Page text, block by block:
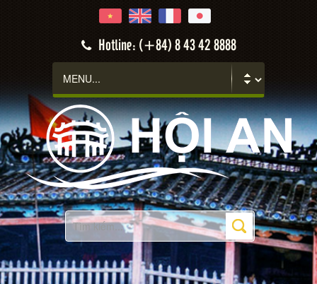
Hotline: (+84) 8 43 42 8888